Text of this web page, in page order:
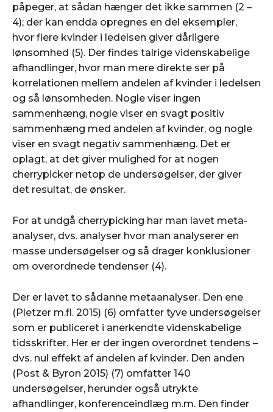
påpeger, at sådan hænger det ikke sammen (2 –
4); der kan endda opregnes en del eksempler,
hvor flere kvinder i ledelsen giver dårligere
lønsomhed (5). Der findes talrige videnskabelige
afhandlinger, hvor man mere direkte ser på
korrelationen mellem andelen af kvinder i ledelsen
og så lønsomheden. Nogle viser ingen
sammenhæng, nogle viser en svagt positiv
sammenhæng med andelen af kvinder, og nogle
viser en svagt negativ sammenhæng. Det er
oplagt, at det giver mulighed for at nogen
cherrypicker netop de undersøgelser, der giver
det resultat, de ønsker.
For at undgå cherrypicking har man lavet meta-
analyser, dvs. analyser hvor man analyserer en
masse undersøgelser og så drager konklusioner
om overordnede tendenser (4).
Der er lavet to sådanne metaanalyser. Den ene
(Pletzer m.fl. 2015) (6) omfatter tyve undersøgelser
som er publiceret i anerkendte videnskabelige
tidsskrifter. Her er der ingen overordnet tendens –
dvs. nul effekt af andelen af kvinder. Den anden
(Post & Byron 2015) (7) omfatter 140
undersøgelser, herunder også utrykte
afhandlinger, konferenceindlæg m.m. Den finder